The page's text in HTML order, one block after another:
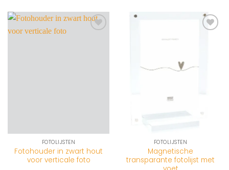
FOTOLIJSTEN
Fotohouder in zwart hout
voor verticale foto
FOTOLIJSTEN
Magnetische
transparante fotolijst met